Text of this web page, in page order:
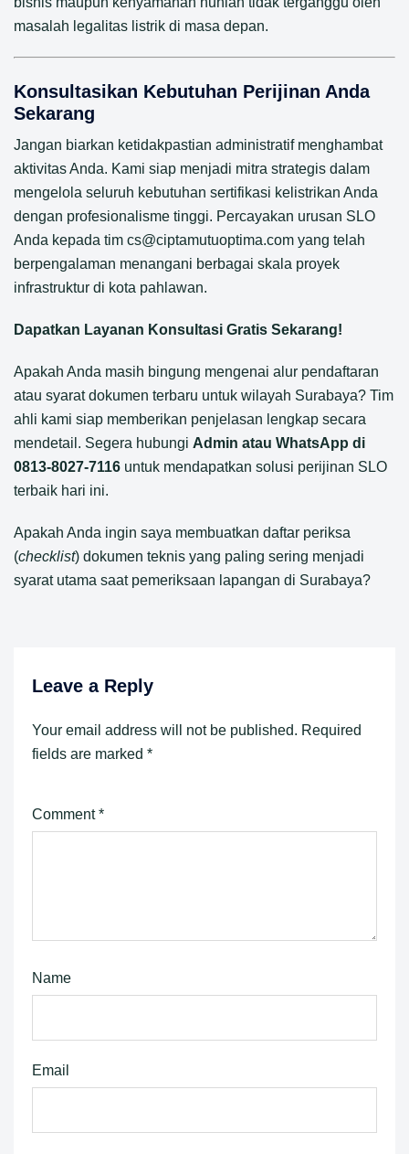
masalah legalitas listrik di masa depan.
Konsultasikan Kebutuhan Perijinan Anda
Sekarang
Jangan biarkan ketidakpastian administratif menghambat
aktivitas Anda. Kami siap menjadi mitra strategis dalam
mengelola seluruh kebutuhan sertifikasi kelistrikan Anda
dengan profesionalisme tinggi. Percayakan urusan SLO
Anda kepada tim cs@ciptamutuoptima.com yang telah
berpengalaman menangani berbagai skala proyek
infrastruktur di kota pahlawan.
Dapatkan Layanan Konsultasi Gratis Sekarang!
Apakah Anda masih bingung mengenai alur pendaftaran
atau syarat dokumen terbaru untuk wilayah Surabaya? Tim
ahli kami siap memberikan penjelasan lengkap secara
mendetail. Segera hubungi Admin atau WhatsApp di
0813-8027-7116 untuk mendapatkan solusi perijinan SLO
terbaik hari ini.
Apakah Anda ingin saya membuatkan daftar periksa
(checklist) dokumen teknis yang paling sering menjadi
syarat utama saat pemeriksaan lapangan di Surabaya?
Leave a Reply
Your email address will not be published. Required
fields are marked *
Comment*
Name
Email